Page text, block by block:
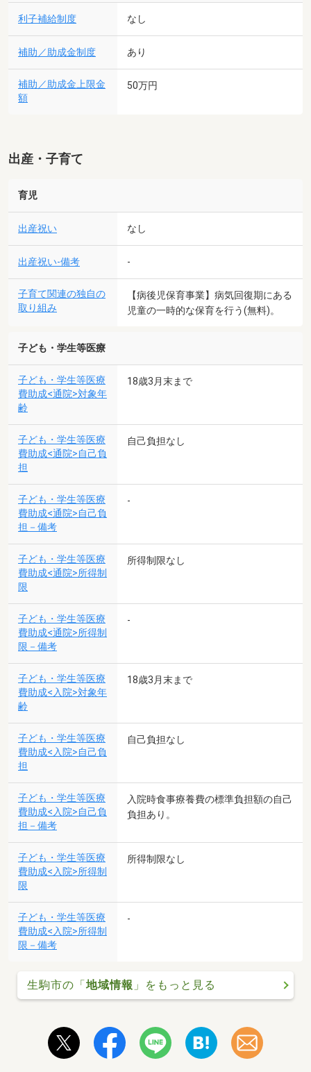
利子補給制度 なし
補助／助成金制度 あり
補助／助成金上限金
額
50万円
出産・子育て
育児
出産祝い なし
出産祝い-備考 -
子育て関連の独自の
取り組み
【病後児保育事業】病気回復期にある
児童の一時的な保育を行う(無料)。
子ども・学生等医療
子ども・学生等医療
費助成<通院>対象年
齢
18歳3月末まで
子ども・学生等医療
費助成<通院>自己負
担
自己負担なし
子ども・学生等医療
費助成<通院>自己負
担－備考
-
子ども・学生等医療
費助成<通院>所得制
限
所得制限なし
子ども・学生等医療
費助成<通院>所得制
限－備考
-
子ども・学生等医療
費助成<入院>対象年
齢
18歳3月末まで
子ども・学生等医療
費助成<入院>自己負
担
自己負担なし
子ども・学生等医療
費助成<入院>自己負
担－備考
入院時食事療養費の標準負担額の自己
負担あり。
子ども・学生等医療
費助成<入院>所得制
限
所得制限なし
子ども・学生等医療
費助成<入院>所得制
限－備考
-
生駒市の「地域情報 」をもっと見る